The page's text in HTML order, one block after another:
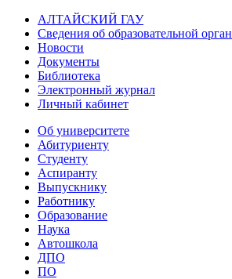
АЛТАЙСКИЙ ГАУ
Сведения об образовательной
Новости
Документы
Библиотека
Электронный журнал
Личный кабинет
Об университете
Абитуриенту
Студенту
Аспиранту
Выпускнику
Работнику
Образование
Наука
Автошкола
ДПО
ПО